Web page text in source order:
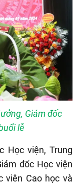
Giám đốc
lễ
Học viện, Trung
đốc Học viện
viên Cao học và